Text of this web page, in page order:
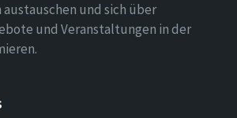
und sich über
und Veranstaltungen in der